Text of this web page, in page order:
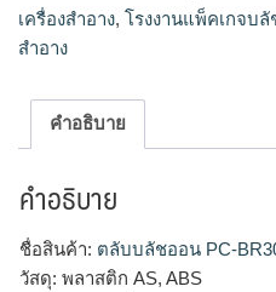
เครื่องสำอาง, โรงงานแพ็คเกจบ
สำอาง
คำอธิบาย
คำอธิบาย
ชื่อสินค้า: ตลับบลัชออน PC-
วัสดุ: พลาสติก AS, ABS